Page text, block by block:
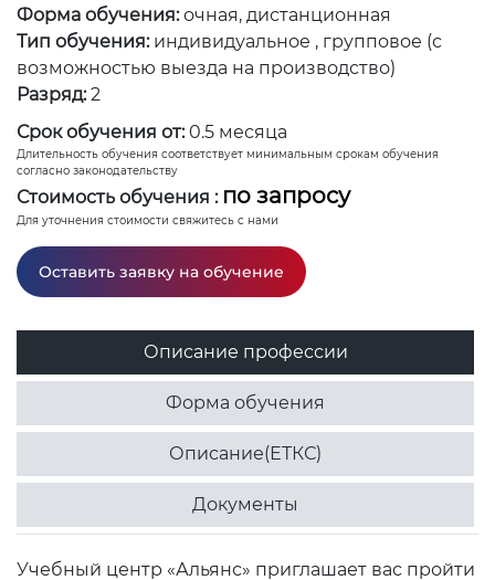
Форма обучения: очная, дистанционная
Тип обучения: индивидуальное , групповое (с
возможностью выезда на производство)
Разряд: 2
Срок обучения от: 0.5 месяца
Длительность обучения соответствует минимальным срокам обучения
согласно законодательству
Стоимость обучения : по запросу
Для уточнения стоимости свяжитесь с нами
Оставить заявку на обучение
Описание профессии
Форма обучения
Описание(ЕТКС)
Документы
Учебный центр «Альянс» приглашает вас пройти